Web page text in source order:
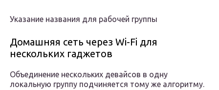
Указание названия для рабочей группы
Домашняя сеть через Wi-Fi для
нескольких гаджетов
Объединение нескольких девайсов в одну
локальную группу подчиняется тому же алгоритму.